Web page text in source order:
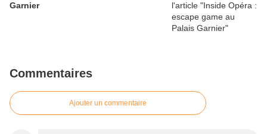
Garnier
Commentaires
Ajouter un commentaire